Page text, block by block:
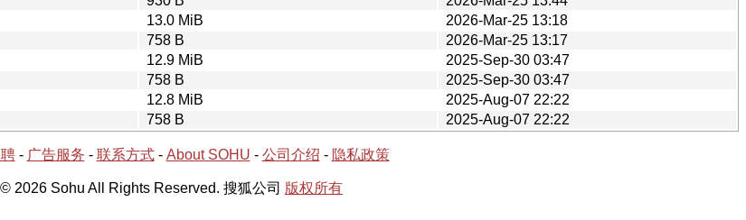
13.0 MiB
2026-Mar-25 13:18
758 B
2026-Mar-25 13:17
12.9 MiB
2025-Sep-30 03:47
758 B
2025-Sep-30 03:47
12.8 MiB
2025-Aug-07 22:22
758 B 2025-Aug-07 22:22
- 广告服务 - 联系方式- About SOHU - 公司介绍 - 隐私政策
2026 Sohu All Rights Reserved. 搜狐公司 版权所有